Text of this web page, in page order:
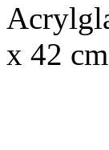
x 42